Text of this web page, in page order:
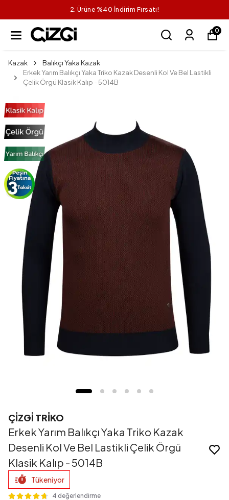
0
Kazak
Balıkçı Yaka Kazak
Erkek Yarım Balıkçı Yaka Triko Kazak Desenli Kol Ve Bel Lastikli
Çelik Örgü Klasik Kalıp - 5014B
ÇİZGİ TRİKO
Erkek Yarım Balıkçı Yaka Triko Kazak
Desenli Kol Ve Bel Lastikli Çelik Örgü
Klasik Kalıp - 5014B
Tükeniyor
4 değerlendirme